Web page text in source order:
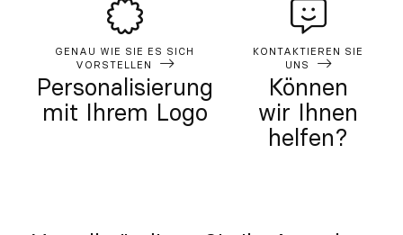
GENAU WIE SIE ES SICH
VORSTELLEN
Personalisierung
mit Ihrem Logo
KONTAKTIEREN SIE
UNS
Können
wir Ihnen
helfen?